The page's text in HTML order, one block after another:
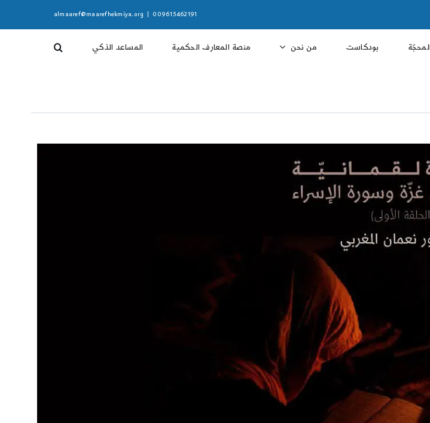
009615462191
almaaref@maarefhekmiya.org
بودكاست من نحن منصة المعارف الحكمية المساعد الذكي